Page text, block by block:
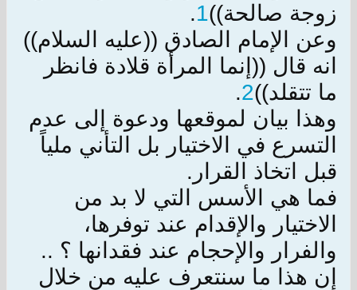
زوجة صالحة))1
.
وعن الإمام الصادق ((عليه السلام))
انه قال ((إنما المرأة قلادة فانظر
ما تتقلد))2
.
وهذا بيان لموقعها ودعوة إلى عدم
التسرع في الاختيار بل التأني ملياً
قبل اتخاذ القرار.
فما هي الأسس التي لا بد من
الاختيار والإقدام عند توفرها،
والفرار والإحجام عند فقدانها ؟ ..
إن هذا ما سنتعرف عليه من خلال